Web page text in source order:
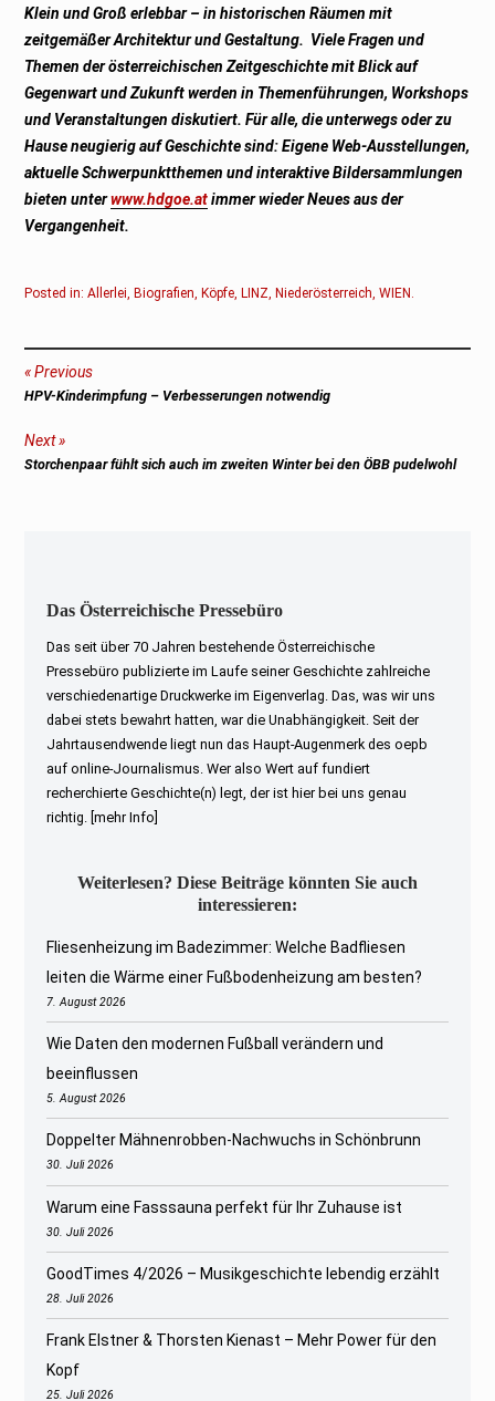
Klein und Groß erlebbar – in historischen Räumen mit
zeitgemäßer Architektur und Gestaltung. Viele Fragen und
Themen der österreichischen Zeitgeschichte mit Blick auf
Gegenwart und Zukunft werden in Themenführungen, Workshops
und Veranstaltungen diskutiert. Für alle, die unterwegs oder zu
Hause neugierig auf Geschichte sind: Eigene Web-Ausstellungen,
aktuelle Schwerpunktthemen und interaktive Bildersammlungen
bieten unterwww.hdgoe.atimmer wieder Neues aus der
Vergangenheit.
Posted in:Allerlei ,Biografien ,Köpfe ,LINZ ,Niederösterreich ,WIEN
Beitragsnavigation
Previous
Previous
HPV-Kinderimpfung – Verbesserungen notwendig
Next
Next
Storchenpaar fühlt sich auch im zweiten Winter bei den ÖBB pudelwohl
Das Österreichische Pressebüro
Das seit über 70 Jahren bestehende Österreichische
Pressebüro publizierte im Laufe seiner Geschichte zahlreiche
verschiedenartige Druckwerke im Eigenverlag. Das, was wir uns
dabei stets bewahrt hatten, war die Unabhängigkeit. Seit der
Jahrtausendwende liegt nun das Haupt-Augenmerk des oepb
auf online-Journalismus. Wer also Wert auf fundiert
recherchierte Geschichte(n) legt, der ist hier bei uns genau
richtig. [mehr Info]
Weiterlesen? Diese Beiträge könnten Sie auch
interessieren:
Fliesenheizung im Badezimmer: Welche Badfliesen
leiten die Wärme einer Fußbodenheizung am besten?
7. August 2026
Wie Daten den modernen Fußball verändern und
beeinflussen
5. August 2026
Doppelter Mähnenrobben-Nachwuchs in Schönbrunn
30. Juli 2026
Warum eine Fasssauna perfekt für Ihr Zuhause ist
30. Juli 2026
GoodTimes 4/2026 – Musikgeschichte lebendig erzählt
28. Juli 2026
Frank Elstner & Thorsten Kienast – Mehr Power für den
Kopf
25. Juli 2026